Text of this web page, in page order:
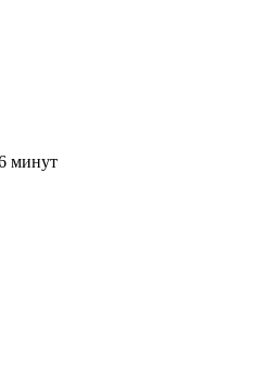
минут